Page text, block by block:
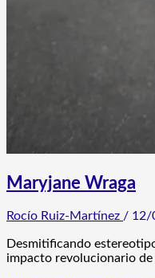
Maryjane Wraga
Rocío Ruiz-Martínez / 12/
Desmitificando
impacto revolucionario